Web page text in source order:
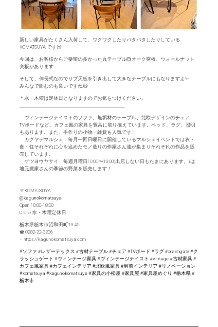
新しい家具がたくさん入荷して、ワクワクしたりバタバタしたりしている
KOMATSUYA です😌
今回は、お客様からご要望の多かった丸テーブル🙆オーク突板、ウォールナット
突板があります
そして、伸長式なのでサブ天板を引き出して大きなテーブルにもなりますよ✨
みんなで囲むのも良いですね😃
＊水・木曜は定休日となりますのでお気をつけください。
ヴィンテージテイストのソファ、無垢材のテーブル、北欧デザインのチェア、
TVボードなど、カフェ風の家具を豊富に取り揃えています。ベッド、ラグ、照明
もあります。また、手作りの小物・雑貨も人気です!
カグヤデマルシェ 毎月一回日曜日に開催しているマルシェイベントでは衣・
食・住それぞれに心を込めたモノ造りの作家さん達が集まりそれぞれの作品を販
売しています。
ゲツヨウヤサイ 毎週月曜日10:00〜13:00(出店しない日もたまにあります。)は
地元農家さんの季節の野菜を販売します！
☞KOMATSUYA
@kagunokomatsuya
Open 10:00-18:00
Close 水・木曜定休日
栃木県栃木市沼和田町13-45
☎︎ 0282-22-3206
– https://kagunokomatsuya.com
#ソファ#レザーテックス#古材テーブル#チェア#TVボード#ラグ#crashgate#ク
ラッシュゲート#ヴィンテージ家具#ヴィンテージテイスト#vintage#古材家具#
カフェ風家具#カフェインテリア#北欧風家具#男前インテリア#リノベーション
#komatsuya#kagunokomatsuya#家具の小松屋#家具屋#家具屋めぐり#栃木県#
栃木市